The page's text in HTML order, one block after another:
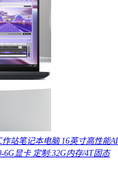
作站笔记本电脑 16英寸高性能AI
6G显卡 定制:32G内存/4T固态